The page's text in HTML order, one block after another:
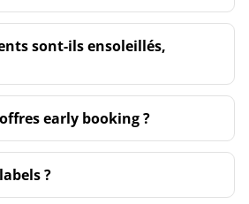
sont-ils ensoleillés,
early booking ?
?